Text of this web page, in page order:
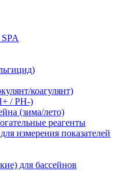
коагулянт)
/ PH-)
(зима/лето)
реагенты
измерения показателей
для бассейнов